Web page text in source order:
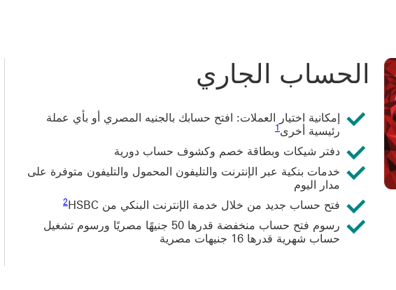
الحساب الجاري
إمكانية اختيار العملات: افتح حسابك بالجنيه المصري أو بأي عملة
رئيسية أخرى 1
1 عرض الحاشية السفلية 1
دفتر شيكات وبطاقة خصم وكشوف حساب دورية
خدمات بنكية عبر الإنترنت والتليفون المحمول والتليفون متوفرة على
مدار اليوم
فتح حساب جديد من خلال خدمة الإنترنت البنكي من HSBC
رسوم فتح حساب منخفضة قدرها 50 جنيهًا مصريًا ورسوم تشغيل
حساب شهرية قدرها 16 جنيهات مصرية